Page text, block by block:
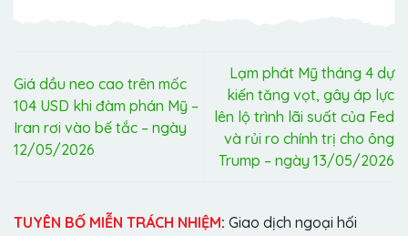
Giá dầu neo cao trên mốc
104 USD khi đàm phán Mỹ –
Iran rơi vào bế tắc – ngày
12/05/2026
Lạm phát Mỹ tháng 4 dự
kiến tăng vọt, gây áp lực
lên lộ trình lãi suất của Fed
và rủi ro chính trị cho ông
Trump – ngày 13/05/2026
TUYÊN BỐ MIỄN TRÁCH NHIỆM: Giao dịch ngoại hối